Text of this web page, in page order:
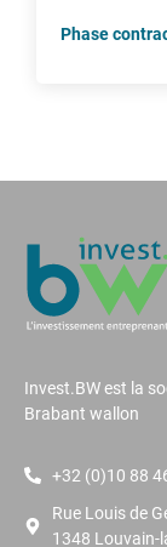
Phase
Invest.BW est la
Brabant wallon
+32 (0)10 88
Rue Louis de
1348 Louvain-